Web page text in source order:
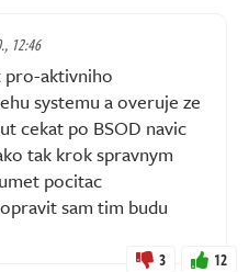
12:46
pro-aktivniho
systemu a overuje ze
cekat po BSOD navic
tak krok spravnym
pocitac
sam tim budu
3 12